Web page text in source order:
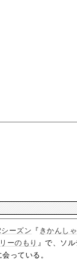
ーズン 『 きかんし
ーのもり 』で、ソ
会っている。